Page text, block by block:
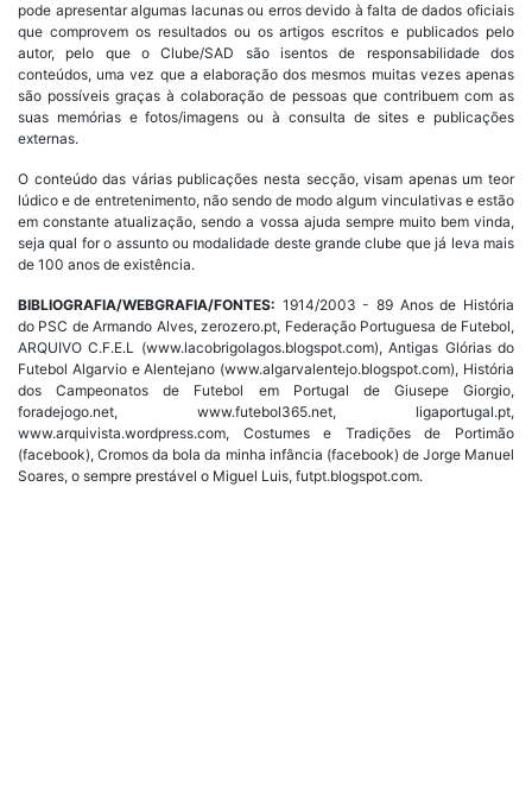
pode apresentar algumas lacunas ou erros devido à falta de dados oficiais
que comprovem os resultados ou os artigos escritos e publicados pelo
autor, pelo que o Clube/SAD são isentos de responsabilidade dos
conteúdos, uma vez que a elaboração dos mesmos muitas vezes apenas
são possíveis graças à colaboração de pessoas que contribuem com as
suas memórias e fotos/imagens ou à consulta de sites e publicações
externas.
O conteúdo das várias publicações nesta secção, visam apenas um teor
lúdico e de entretenimento, não sendo de modo algum vinculativas e estão
em constante atualização, sendo a vossa ajuda sempre muito bem vinda,
seja qual for o assunto ou modalidade deste grande clube que já leva mais
de 100 anos de existência.
BIBLIOGRAFIA/WEBGRAFIA/FONTES: 1914/2003 - 89 Anos de História
do PSC de Armando Alves, zerozero.pt, Federação Portuguesa de Futebol,
ARQUIVO C.F.E.L (www.lacobrigolagos.blogspot.com), Antigas Glórias do
Futebol Algarvio e Alentejano (www.algarvalentejo.blogspot.com), História
dos Campeonatos de Futebol em Portugal de Giusepe Giorgio,
foradejogo.net, www.futebol365.net, ligaportugal.pt,
www.arquivista.wordpress.com, Costumes e Tradições de Portimão
(facebook), Cromos da bola da minha infância (facebook) de Jorge Manuel
Soares, o sempre prestável o Miguel Luis, futpt.blogspot.com.